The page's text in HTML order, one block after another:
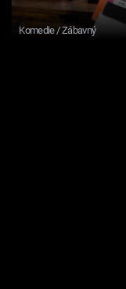
Komedie / Zábavný